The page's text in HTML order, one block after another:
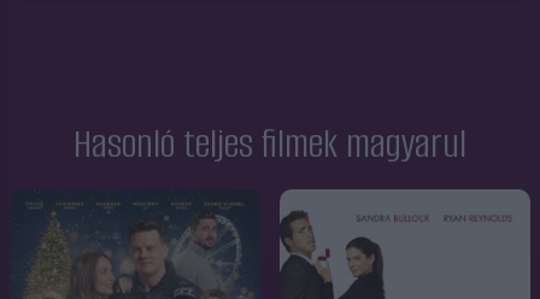
Hasonló teljes filmek magyarul